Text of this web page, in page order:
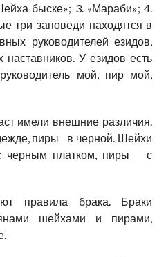
быске»; 3. «Мараби»; 4.
три заповеди находятся в
руководителей езидов,
У езидов есть
мой, пир мой,
имели внешние различия.
пиры в черной. Шейхи
черным платком, пиры с
правила брака. Браки
шейхами и пирами,